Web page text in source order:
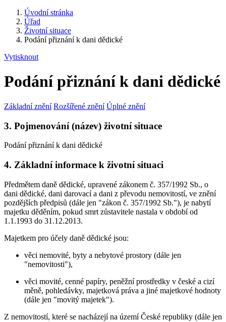
Úvodní stránka
Úřad
Životní situace
Podání přiznání k dani dědické
Vytisknout
Podání přiznání k dani dědické
Základní znění Rozšířené znění Úplné znění
3. Pojmenování (název) životní situace
Podání přiznání k dani dědické
4. Základní informace k životní situaci
Předmětem daně dědické, upravené zákonem č. 357/1992 Sb., o
dani dědické, dani darovací a dani z převodu nemovitostí, ve znění
pozdějších předpisů (dále jen "zákon č. 357/1992 Sb."), je nabytí
majetku děděním, pokud smrt zůstavitele nastala v období od
1.1.1993 do 31.12.2013.
Majetkem pro účely daně dědické jsou:
věci nemovité, byty a nebytové prostory (dále jen
"nemovitosti"),
věci movité, cenné papíry, peněžní prostředky v české a cizí
měně, pohledávky, majetková práva a jiné majetkové hodnoty
(dále jen "movitý majetek").
Z nemovitostí, které se nacházejí na území České republiky (dále jen